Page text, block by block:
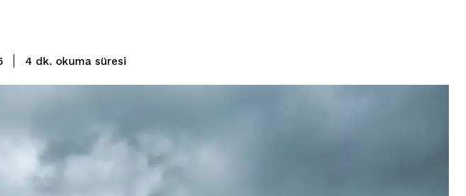
4 dk. okuma süresi